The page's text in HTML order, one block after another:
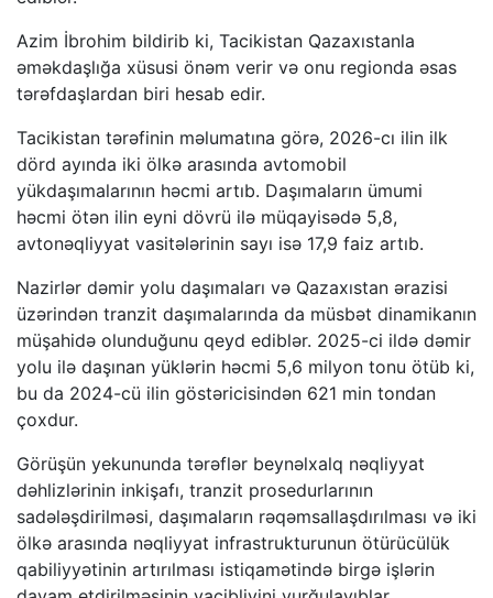
Azim İbrohim bildirib ki, Tacikistan Qazaxıstanla
əməkdaşlığa xüsusi önəm verir və onu regionda əsas
tərəfdaşlardan biri hesab edir.
Tacikistan tərəfinin məlumatına görə, 2026-cı ilin ilk
dörd ayında iki ölkə arasında avtomobil
yükdaşımalarının həcmi artıb. Daşımaların ümumi
həcmi ötən ilin eyni dövrü ilə müqayisədə 5,8,
avtonəqliyyat vasitələrinin sayı isə 17,9 faiz artıb.
Nazirlər dəmir yolu daşımaları və Qazaxıstan ərazisi
üzərindən tranzit daşımalarında da müsbət dinamikanın
müşahidə olunduğunu qeyd ediblər. 2025-ci ildə dəmir
yolu ilə daşınan yüklərin həcmi 5,6 milyon tonu ötüb ki,
bu da 2024-cü ilin göstəricisindən 621 min tondan
çoxdur.
Görüşün yekununda tərəflər beynəlxalq nəqliyyat
dəhlizlərinin inkişafı, tranzit prosedurlarının
sadələşdirilməsi, daşımaların rəqəmsallaşdırılması və iki
ölkə arasında nəqliyyat infrastrukturunun ötürücülük
qabiliyyətinin artırılması istiqamətində birgə işlərin